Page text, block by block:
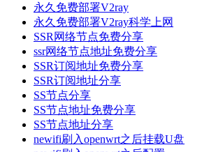
永久免费部署V2ray
永久免费部署V2ray科学上网
SSR网络节点免费分享
ssr网络节点地址免费分享
SSR订阅地址免费分享
SSR订阅地址分享
SS节点分享
SS节点地址免费分享
SS节点地址分享
newifi刷入openwrt之后挂载U盘